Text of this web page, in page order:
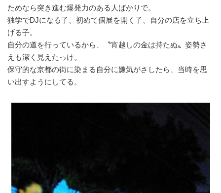
ためなら突き進む爆発力のある人ばかりで。
独学でDJになる子、初めて個展を開く子、自分の店を立ち上
げる子。
自分の道を行っているから、〝宵越しの金は持たぬ〟姿勢さ
えも潔く見えたっけ。
保守的な京都の街に染まる自分に嫌気がさしたら、当時を思
い出すようにしてる。